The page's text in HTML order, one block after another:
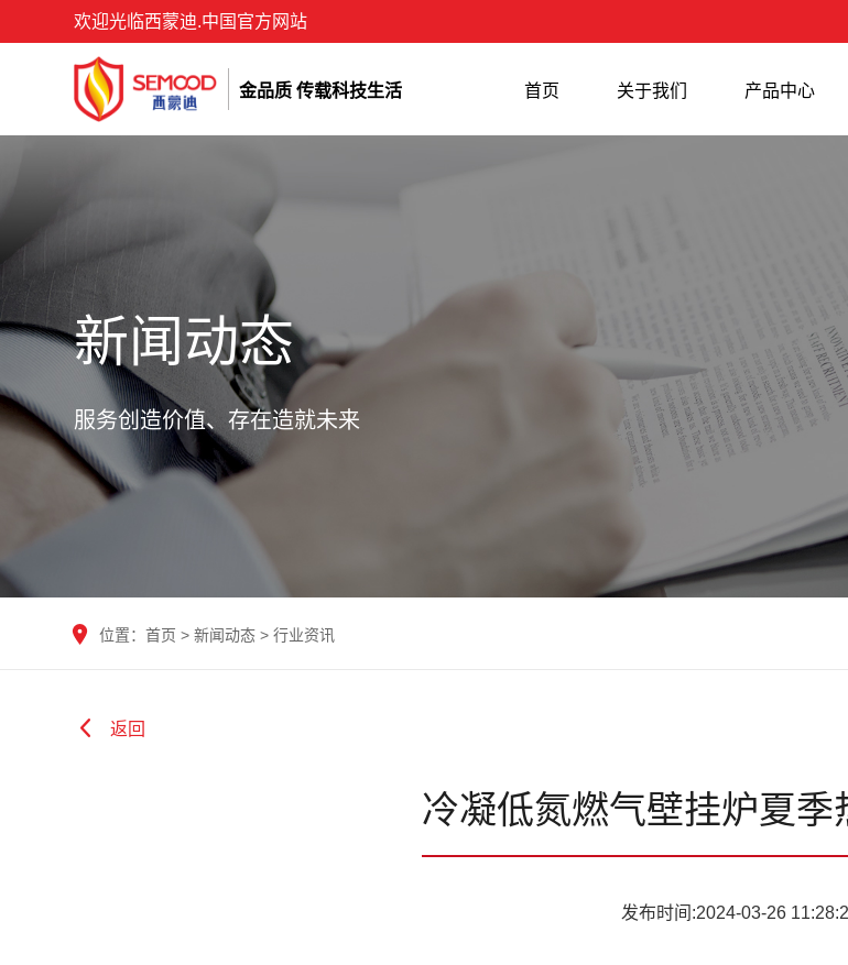
欢迎光临西蒙迪.中国官方网站
金品质 传载科技生活 首页 关于我们 产品中心
新闻动态
服务创造价值、存在造就未来
位置：首页 >新闻动态 >行业资讯
返回
冷凝低氮燃气壁挂炉夏季
发布时间:2024-03-26